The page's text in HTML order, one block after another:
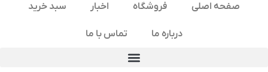
صفحه اصلی فروشگاه اخبار سبد خرید
درباره ما تماس با ما